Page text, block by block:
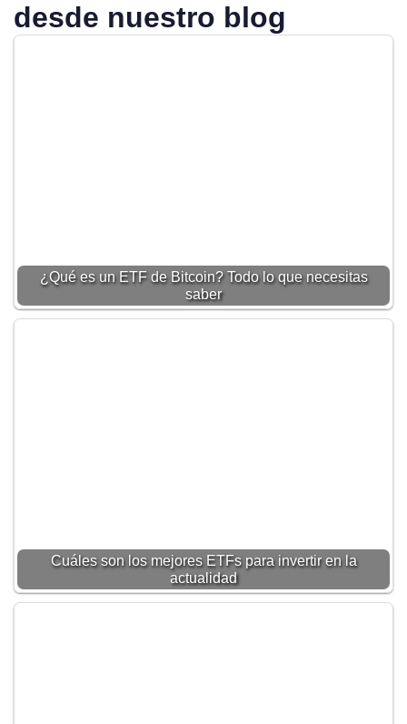
desde nuestro blog
¿Qué es un ETF de Bitcoin? Todo lo que necesitas
saber
Cuáles son los mejores ETFs para invertir en la
actualidad